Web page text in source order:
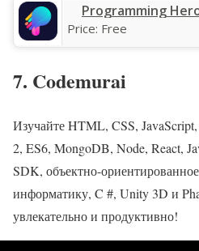
Programming
Price: Free
7. Codemurai
Изучайте HTML, CSS,
2, ES6, MongoDB, Node, React,
SDK, объектно-
информатику, C #, Unity 3D и
увлекательно и продуктивно!